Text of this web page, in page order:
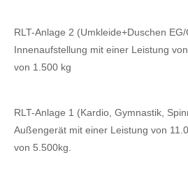
RLT-Anlage 2 (Umkleide+Duschen
Innenaufstellung mit einer Leistung
von 1.500 kg
RLT-Anlage 1 (Kardio, Gymnastik,
Außengerät mit einer Leistung von
von 5.500kg.